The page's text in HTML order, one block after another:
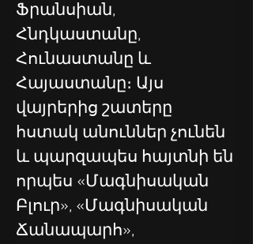
Ֆրանսիան,
Հնդկաստանը,
Հունաստանը և
Հայաստանը։ Այս
վայրերից շատերը
հստակ անուններ չունեն
և պարզապես հայտնի են
որպես «Մագնիսական
Բլուր», «Մագնիսական
Ճանապարհ»,